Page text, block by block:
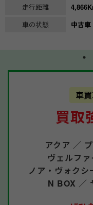
走行距離
車の状態
中古車
車
買取
アクア ／
ヴェルフ
ノア・ヴォクシ
N BOX ／